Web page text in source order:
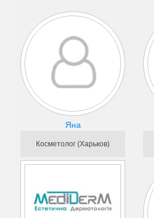
Яна
Косметолог (Харьков)